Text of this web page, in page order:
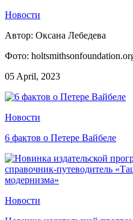
Новости
Автор: Оксана Лебедева
Фото:
05 April, 2023
Новости
6 фактов о Петере Вайбеле
Новости